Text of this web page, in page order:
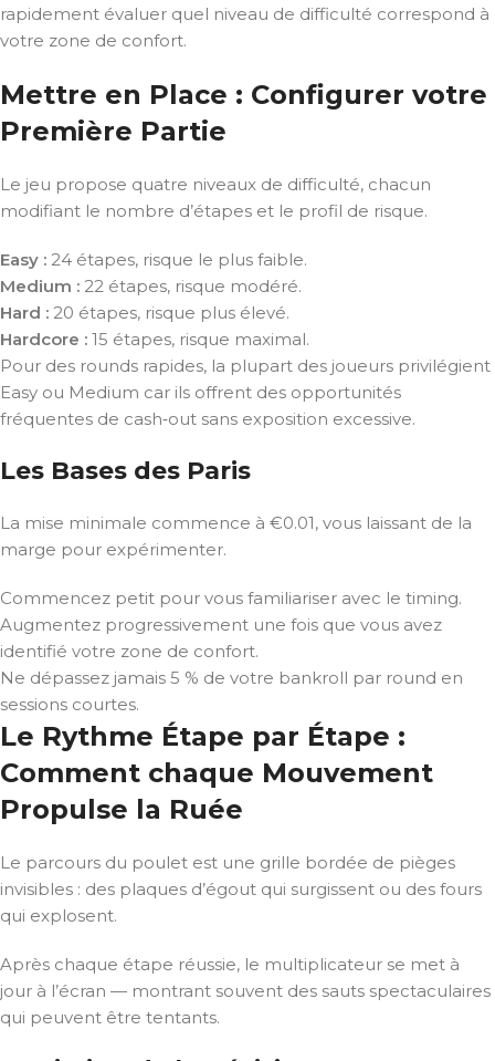
rapidement évaluer quel niveau de difficulté correspond à
votre zone de confort.
Mettre en Place : Configurer votre
Première Partie
Le jeu propose quatre niveaux de difficulté, chacun
modifiant le nombre d’étapes et le profil de risque.
Easy : 24 étapes, risque le plus faible.
Medium : 22 étapes, risque modéré.
Hard : 20 étapes, risque plus élevé.
Hardcore : 15 étapes, risque maximal.
Pour des rounds rapides, la plupart des joueurs privilégient
Easy ou Medium car ils offrent des opportunités
fréquentes de cash‑out sans exposition excessive.
Les Bases des Paris
La mise minimale commence à €0.01, vous laissant de la
marge pour expérimenter.
Commencez petit pour vous familiariser avec le timing.
Augmentez progressivement une fois que vous avez
identifié votre zone de confort.
Ne dépassez jamais 5 % de votre bankroll par round en
sessions courtes.
Le Rythme Étape par Étape :
Comment chaque Mouvement
Propulse la Ruée
Le parcours du poulet est une grille bordée de pièges
invisibles : des plaques d’égout qui surgissent ou des fours
qui explosent.
Après chaque étape réussie, le multiplicateur se met à
jour à l’écran — montrant souvent des sauts spectaculaires
qui peuvent être tentants.